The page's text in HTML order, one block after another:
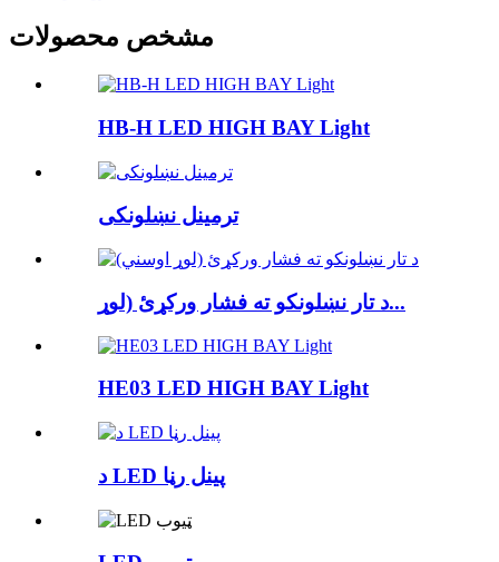
مشخص محصولات
HB-H LED HIGH BAY Light
ترمینل نښلونکی
د تار نښلونکو ته فشار ورکړئ (لوړ...
HE03 LED HIGH BAY Light
د LED پینل رڼا